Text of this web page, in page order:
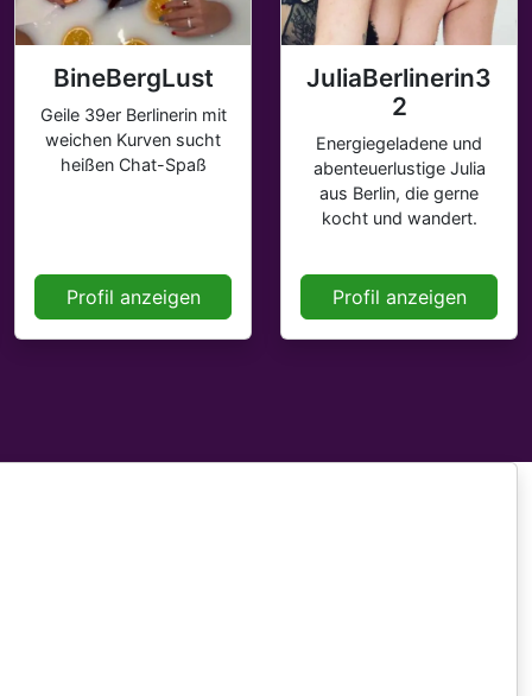
BineBergLust
Geile 39er Berlinerin mit
weichen Kurven sucht
heißen Chat-Spaß
Profil anzeigen
JuliaBerlinerin3
2
Energiegeladene und
abenteuerlustige Julia
aus Berlin, die gerne
kocht und wandert.
Profil anzeigen